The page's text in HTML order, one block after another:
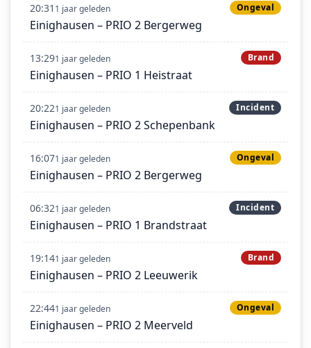
20:31 1 jaar geleden Ongeval
Einighausen – PRIO 2 Bergerweg
13:291 jaar geleden Brand
Einighausen – PRIO 1 Heistraat
20:221 jaar geleden Incident
Einighausen – PRIO 2 Schepenbank
16:071 jaar geleden Ongeval
Einighausen – PRIO 2 Bergerweg
06:321 jaar geleden Incident
Einighausen – PRIO 1 Brandstraat
19:141 jaar geleden Brand
Einighausen – PRIO 2 Leeuwerik
22:441 jaar geleden Ongeval
Einighausen – PRIO 2 Meerveld